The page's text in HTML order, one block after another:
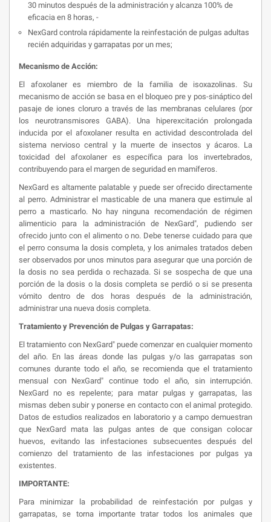
30 minutos después de la administración y alcanza 100% de
eficacia en 8 horas, -
NexGard controla rápidamente la reinfestación de pulgas adultas
recién adquiridas y garrapatas por un mes;
Mecanismo de Acción:
El afoxolaner es miembro de la familia de isoxazolinas. Su
mecanismo de acción se basa en el bloqueo pre y pos-sináptico del
pasaje de iones cloruro a través de las membranas celulares (por
los neurotransmisores GABA). Una hiperexcitación prolongada
inducida por el afoxolaner resulta en actividad descontrolada del
sistema nervioso central y la muerte de insectos y ácaros. La
toxicidad del afoxolaner es específica para los invertebrados,
contribuyendo para el margen de seguridad en mamíferos.
NexGard es altamente palatable y puede ser ofrecido directamente
al perro. Administrar el masticable de una manera que estimule al
perro a masticarlo. No hay ninguna recomendación de régimen
alimenticio para la administración de NexGard", pudiendo ser
ofrecido junto con el alimento o no. Debe tenerse cuidado para que
el perro consuma la dosis completa, y los animales tratados deben
ser observados por unos minutos para asegurar que una porción de
la dosis no sea perdida o rechazada. Si se sospecha de que una
porción de la dosis o la dosis completa se perdió o si se presenta
vómito dentro de dos horas después de la administración,
administrar una nueva dosis completa.
Tratamiento y Prevención de Pulgas y Garrapatas:
El tratamiento con NexGard" puede comenzar en cualquier momento
del año. En las áreas donde las pulgas y/o las garrapatas son
comunes durante todo el año, se recomienda que el tratamiento
mensual con NexGard" continue todo el año, sin interrupción.
NexGard no es repelente; para matar pulgas y garrapatas, las
mismas deben subir y ponerse en contacto con el animal protegido.
Datos de estudios realizados en laboratorio y a campo demuestran
que NexGard mata las pulgas antes de que consigan colocar
huevos, evitando las infestaciones subsecuentes después del
comienzo del tratamiento de las infestaciones por pulgas ya
existentes.
IMPORTANTE:
Para minimizar la probabilidad de reinfestación por pulgas y
garrapatas, se torna importante tratar todos los animales que